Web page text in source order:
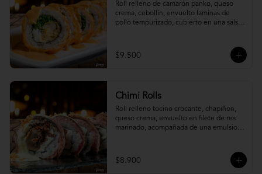
Roll relleno de camarón panko, queso
crema, cebollín, envuelto laminas de
pollo tempurizado, cubierto en una salsa
$9.500
Chimi Rolls
Roll relleno tocino crocante, chapiñon,
queso crema, envuelto en filete de res
marinado, acompañada de una emulsion
$8.900